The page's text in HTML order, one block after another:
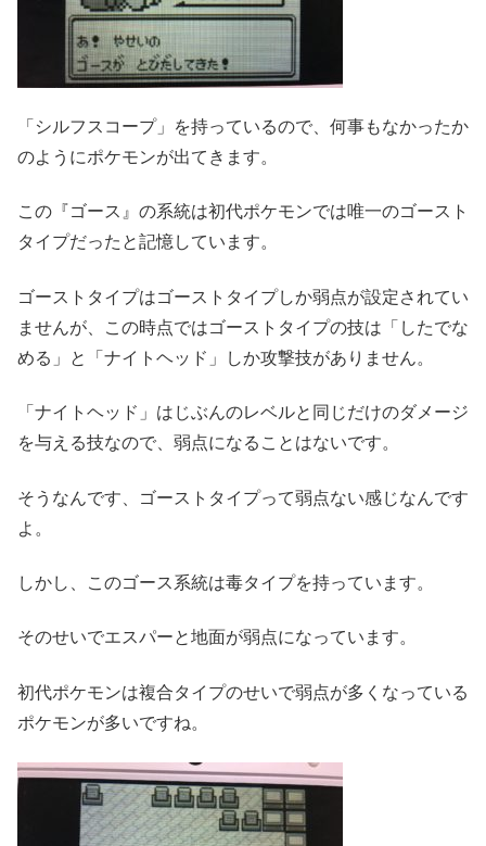
「シルフスコープ」を持っているので、何事もなかったか
のようにポケモンが出てきます。
この『ゴース』の系統は初代ポケモンでは唯一のゴースト
タイプだったと記憶しています。
ゴーストタイプはゴーストタイプしか弱点が設定されてい
ませんが、この時点ではゴーストタイプの技は「したでな
める」と「ナイトヘッド」しか攻撃技がありません。
「ナイトヘッド」はじぶんのレベルと同じだけのダメージ
を与える技なので、弱点になることはないです。
そうなんです、ゴーストタイプって弱点ない感じなんです
よ。
しかし、このゴース系統は毒タイプを持っています。
そのせいでエスパーと地面が弱点になっています。
初代ポケモンは複合タイプのせいで弱点が多くなっている
ポケモンが多いですね。